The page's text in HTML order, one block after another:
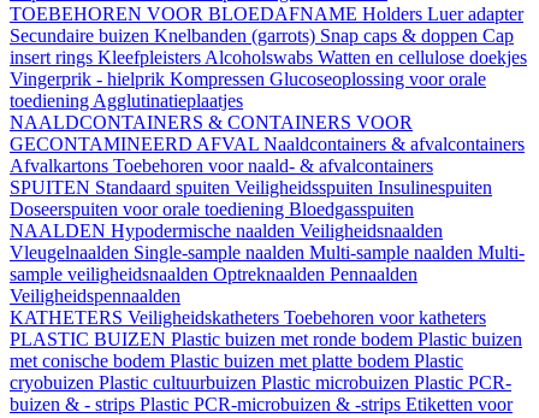
TOEBEHOREN VOOR BLOEDAFNAME Holders Luer adapter
Secundaire buizen Knelbanden (garrots) Snap caps & doppen Cap
insert rings Kleefpleisters Alcoholswabs Watten en cellulose doekjes
Vingerprik - hielprik Kompressen Glucoseoplossing voor orale
toediening Agglutinatieplaatjes
NAALDCONTAINERS & CONTAINERS VOOR
GECONTAMINEERD AFVAL Naaldcontainers & afvalcontainers
Afvalkartons Toebehoren voor naald- & afvalcontainers
SPUITEN Standaard spuiten Veiligheidsspuiten Insulinespuiten
Doseerspuiten voor orale toediening Bloedgasspuiten
NAALDEN Hypodermische naalden Veiligheidsnaalden
Vleugelnaalden Single-sample naalden Multi-sample naalden Multi-
sample veiligheidsnaalden Optreknaalden Pennaalden
Veiligheidspennaalden
KATHETERS Veiligheidskatheters Toebehoren voor katheters
PLASTIC BUIZEN Plastic buizen met ronde bodem Plastic buizen
met conische bodem Plastic buizen met platte bodem Plastic
cryobuizen Plastic cultuurbuizen Plastic microbuizen Plastic PCR-
buizen & - strips Plastic PCR-microbuizen & -strips Etiketten voor